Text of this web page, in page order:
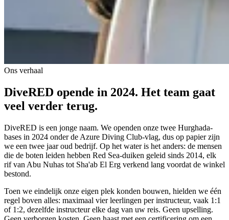
Ons verhaal
DiveRED opende in 2024. Het team gaat
veel verder terug.
DiveRED is een jonge naam. We openden onze twee Hurghada-
bases in 2024 onder de Azure Diving Club-vlag, dus op papier zijn
we een twee jaar oud bedrijf. Op het water is het anders: de mensen
die de boten leiden hebben Red Sea-duiken geleid sinds 2014, elk
rif van Abu Nuhas tot Sha'ab El Erg verkend lang voordat de winkel
bestond.
Toen we eindelijk onze eigen plek konden bouwen, hielden we één
regel boven alles: maximaal vier leerlingen per instructeur, vaak 1:1
of 1:2, dezelfde instructeur elke dag van uw reis. Geen upselling.